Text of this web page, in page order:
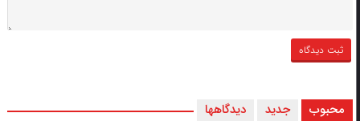
محبوب جدید دیدگاهها